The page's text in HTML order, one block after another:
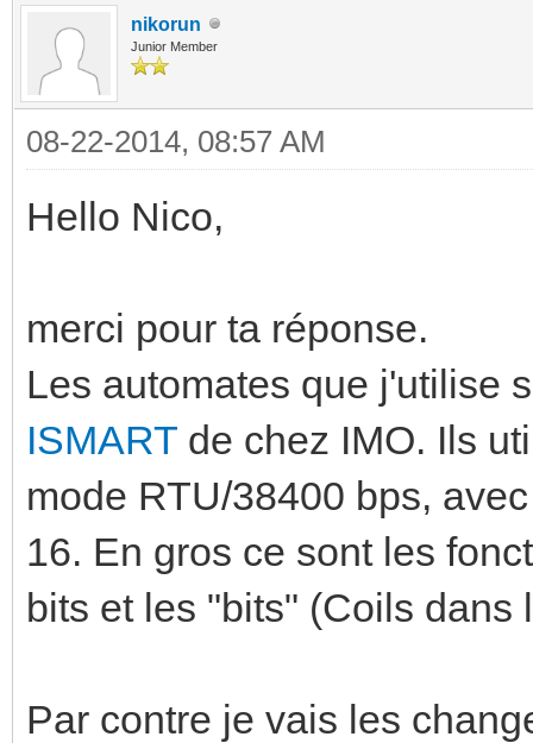
nikorun
Junior Member
08-22-2014, 08:57 AM
Hello Nico,
merci pour ta réponse.
Les automates que j'utilise
ISMART de chez IMO. Ils
mode RTU/38400 bps,
16. En gros ce sont les
bits et les "bits" (Coils dans
Par contre je vais les